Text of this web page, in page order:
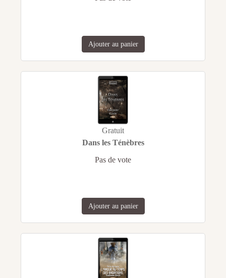
Ajouter au panier
Gratuit
Dans les Ténèbres
Pas de vote
Ajouter au panier